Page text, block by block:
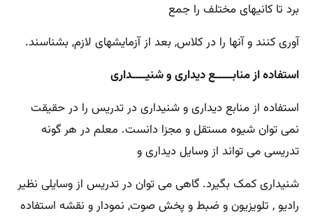
برد تا کانیهای مختلف را جمع
آوری کنند و آنها را در کلاس, بعد از آزمایشهای لازم, بشناسند.
استفاده از منابـــــع دیداری و شنیــــداری
استفاده از منابع دیداری و شنیداری در تدریس را در حقیقت
نمی توان شیوه مستقل و مجزا دانست. معلم در هر گونه
تدریسی می تواند از وسایل دیداری و
شنیداری کمک بگیرد. گاهی می توان در تدریس از وسایلی نظیر
رادیو , تلویزیون و ضبط و پخش صوت, نمودار و نقشه استفاده